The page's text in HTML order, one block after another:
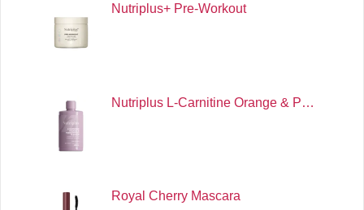
Nutriplus+ Pre-Workout
Nutriplus L-Carnitine Orange & P…
Royal Cherry Mascara